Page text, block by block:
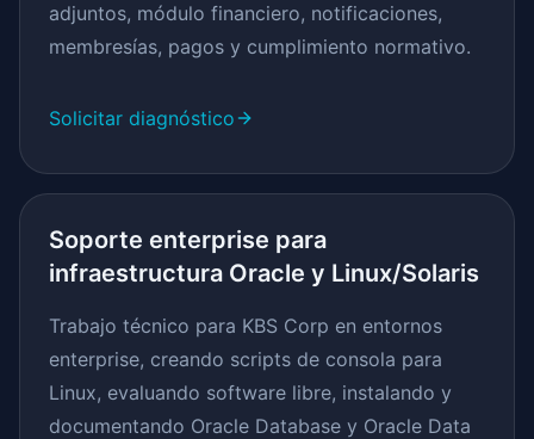
adjuntos, módulo financiero, notificaciones,
membresías, pagos y cumplimiento normativo.
Solicitar diagnóstico
Soporte enterprise para
infraestructura Oracle y Linux/Solaris
Trabajo técnico para KBS Corp en entornos
enterprise, creando scripts de consola para
Linux, evaluando software libre, instalando y
documentando Oracle Database y Oracle Data